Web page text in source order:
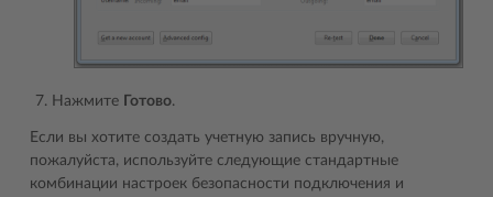
Нажмите Готово.
Если вы хотите создать учетную запись вручную,
пожалуйста, используйте следующие стандартные
комбинации настроек безопасности подключения и